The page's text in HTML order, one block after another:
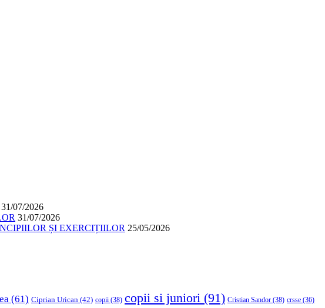
31/07/2026
31/07/2026
ȘI EXERCIȚIILOR 25/05/2026
(61) Ciprian Urican (42) copii (38) copii si juniori (91) Cristian Sandor (38) crsse (36)